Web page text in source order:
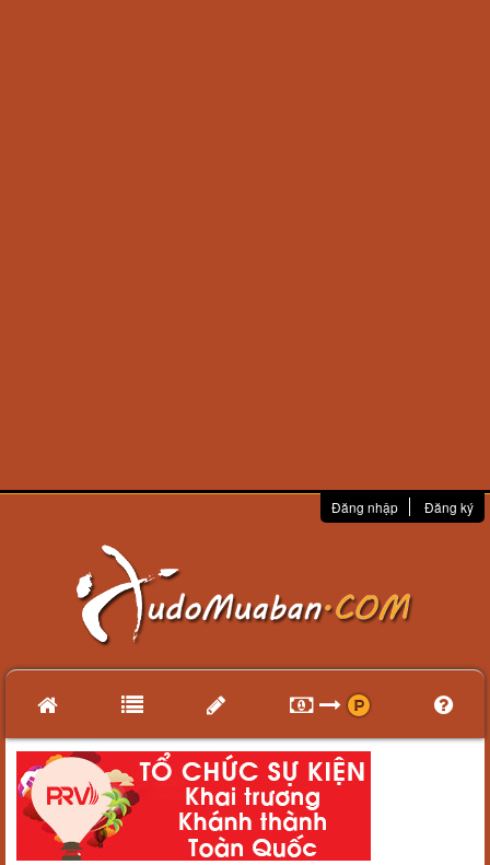
Đăng nhập Đăng ký